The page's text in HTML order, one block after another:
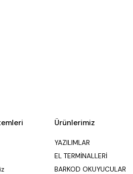
Ürünlerimiz
YAZILIMLAR
EL TERMİNALLERİ
BARKOD OKUYUCULAR